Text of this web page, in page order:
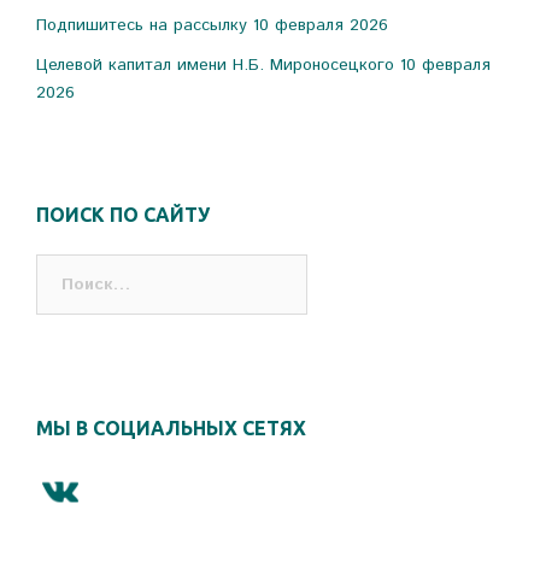
Подпишитесь на рассылку 10 февраля 2026
Целевой капитал имени Н.Б. Мироносецкого 10 февраля
2026
ПОИСК ПО САЙТУ
МЫ В СОЦИАЛЬНЫХ СЕТЯХ